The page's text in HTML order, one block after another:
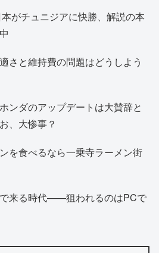
がチュニジアに快勝、解説の本
さと維持費の問題はどうしよう
ンダのアップデートは大賛辞と
、大惨事？
を食べるなら一乗寺ラーメン街
来る時代——狙われるのはPCで